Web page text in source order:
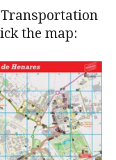
the map: